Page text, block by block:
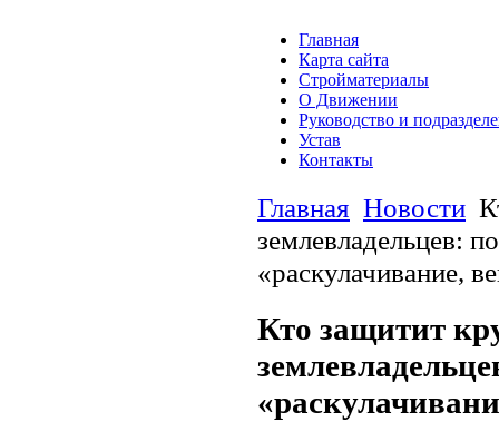
Главная
Карта сайта
Стройматериалы
О Движении
Руководство и
Устав
Контакты
Главная Новости
землевладельцев:
«раскулачивание,
Кто защитит